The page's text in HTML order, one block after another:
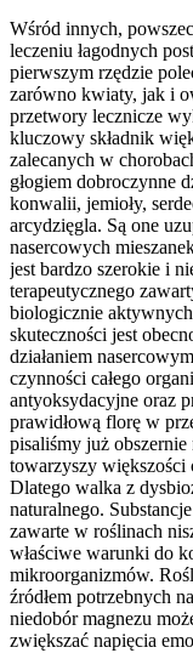
Wśród innych,
leczeniu łagodnych
pierwszym rzędzie
zarówno kwiaty, jak i
przetwory lecznicze
kluczowy składnik
zalecanych w
głogiem dobroczynne
konwalii, jemioły,
arcydzięgla. Są one
nasercowych
jest bardzo szerokie i
terapeutycznego
biologicznie
skuteczności jest
działaniem
czynności całego
antyoksydacyjne oraz
prawidłową florę w
pisaliśmy już obszernie
towarzyszy
Dlatego walka z
naturalnego.
zawarte w roślinach
właściwe warunki do
mikroorganizmów.
źródłem potrzebnych
niedobór magnezu
zwiększać napięcia